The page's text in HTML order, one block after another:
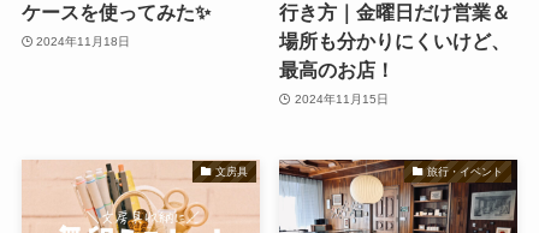
ケースを使ってみた✨
2024年11月18日
行き方｜金曜日だけ営業＆
場所も分かりにくいけど、
最高のお店！
2024年11月15日
文房具 旅行・イベント